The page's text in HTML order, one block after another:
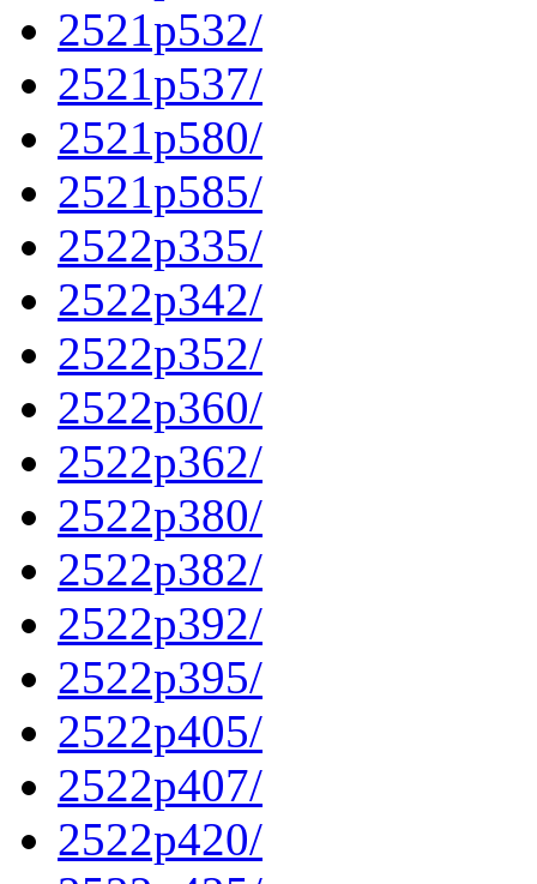
2521p532/
2521p537/
2521p580/
2521p585/
2522p335/
2522p342/
2522p352/
2522p360/
2522p362/
2522p380/
2522p382/
2522p392/
2522p395/
2522p405/
2522p407/
2522p420/